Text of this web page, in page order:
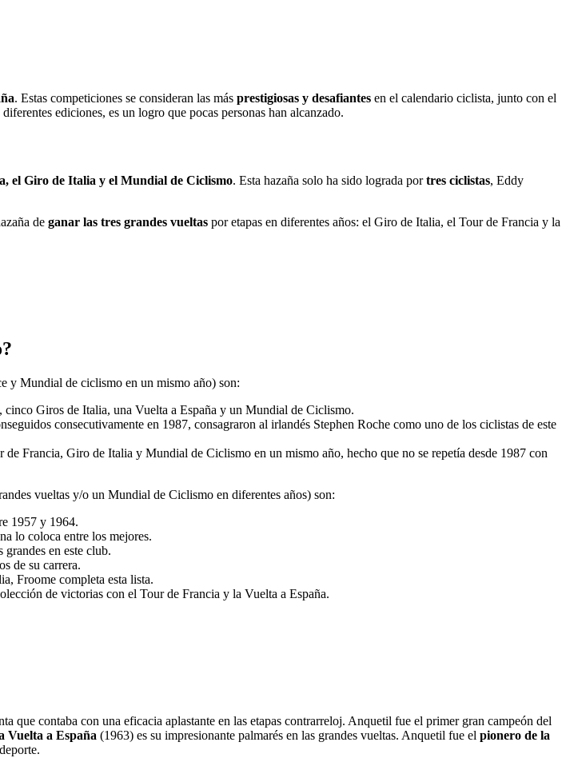
. Estas competiciones se consideran las más prestigiosas y desafiantes en el calendario ciclista, junto con el
ediciones, es un logro que pocas personas han alcanzado.
el Giro de Italia y el Mundial de Ciclismo. Esta hazaña solo ha sido lograda portres ciclistas, Eddy
de ganar las tres grandes vueltas por etapas en diferentes años: el Giro de Italia, el Tour de Francia y la
y Mundial de ciclismo en un mismo año) son:
Giros de Italia, una Vuelta a España y un Mundial de Ciclismo.
consecutivamente en 1987, consagraron al irlandés Stephen Roche como uno de los ciclistas de este
Francia, Giro de Italia y Mundial de Ciclismo en un mismo año, hecho que no se repetía desde 1987 con
vueltas y/o un Mundial de Ciclismo en diferentes años) son:
1957 y 1964.
lo coloca entre los mejores.
en este club.
de su carrera.
Froome completa esta lista.
de victorias con el Tour de Francia y la Vuelta a España.
que contaba con una eficacia aplastante en las etapas contrarreloj. Anquetil fue el primer gran campeón del
Vuelta a España (1963) es su impresionante palmarés en las grandes vueltas. Anquetil fue el pionero de la